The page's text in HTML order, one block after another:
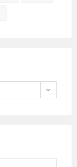
Press